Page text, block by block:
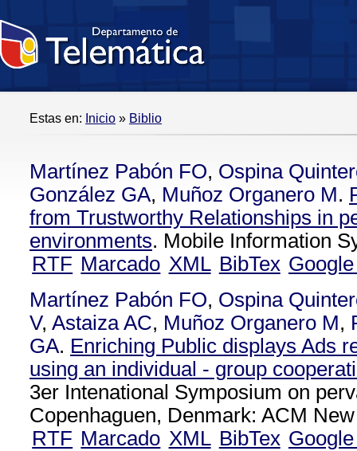
Estas en: Inicio » Biblio
Martínez Pabón FO, Ospina
González GA, Muñoz Organero M.
from Trustworthy Relationships in
environments. Mobile Information
RTF Marcado XML BibTex
Martínez Pabón FO, Ospina
V, Astaiza AC, Muñoz Organero M,
GA. Enriching Public displays Ads
using an individual - group
3er Intenational Symposium on
Copenhaguen, Denmark: ACM
RTF Marcado XML BibTex